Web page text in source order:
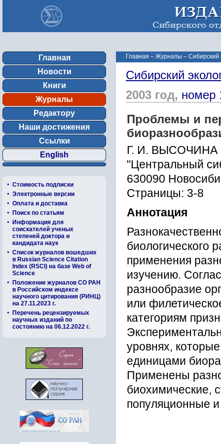
Главная
Новости
Книги
Журналы
Редактору
Наши достижения
Ссылки
English
Стоимость подписки
Электронные версии
Оплата и доставка
Поиск по статьям
Информация для
соискателей ученых
степеней доктора и
кандидата наук
Список журналов вошедших
в Russian Science Citation
Index (RSCI) на базе Web of
Science
Положение журналов СО РАН
в Российском индексе
научного цитирования (РИНЦ)
на 27.11.2023 г.
Перечень рецензируемых
научных изданий по
состоянию на 06.12.2022 г.
Главная – Журналы – Сибирский
Сибирский
2003 год, номер
Проблемы и
Г. И. ВЫСОЧИНА
"Центральный
630090
Страницы: 3-8
Аннотация
биологического
применения
изучению.
разнообразие
или
категориям
уровнях,
единицами
Применены
биохимические,
популяционные